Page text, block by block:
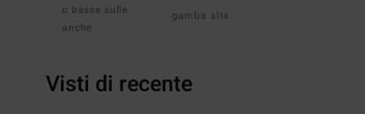
o basse sulle
anche
gamba alta
Visti di recente